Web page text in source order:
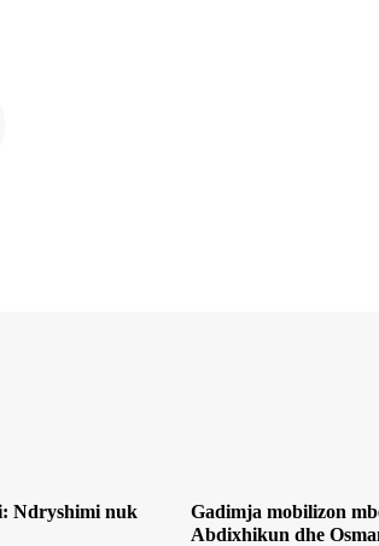
Ndryshimi nuk
Gadimja mobilizon
Abdixhikun dhe